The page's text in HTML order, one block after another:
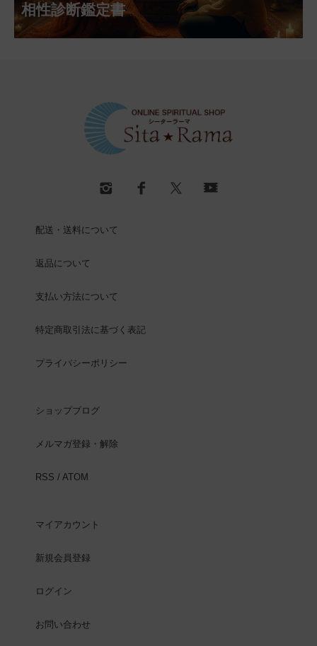
相性診断鑑定書
配送・送料について
返品について
支払い方法について
特定商取引法に基づく表記
プライバシーポリシー
ショップブログ
メルマガ登録・解除
RSS / ATOM
マイアカウント
新規会員登録
ログイン
お問い合わせ